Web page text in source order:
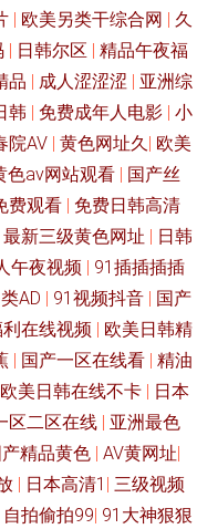
费直播间 超碰91在线视 亚
91丝袜拍拍 91社电影院
8848 东方四虎私人影院 国
色爱影音先锋 av好福利 色
大香蕉视频9 九九RE精品视
日 欧美精品H片 日韩精品一
源站 91磁力 91高跟白丝在
足交网 av激情片 豆花社区
| 欧美另类干综合网 | 久
| 日韩尔区 | 精品午夜福
品 | 成人涩涩涩 | 亚洲综
韩 | 免费成年人电影 | 小
院AV | 黄色网址久| 欧美
色av网站观看 | 国产丝
费观看 | 免费日韩高清
最新三级黄色网址 | 日韩
午夜视频 | 91插插插插
AD | 91视频抖音 | 国产
在线视频 | 欧美日韩精
| 国产一区在线看 | 精油
欧美日韩在线不卡 | 日本
区二区在线 | 亚洲最色
精品黄色 | AV黄网址|
| 日本高清1 | 三级视频
自拍偷拍99| 91大神狠狠